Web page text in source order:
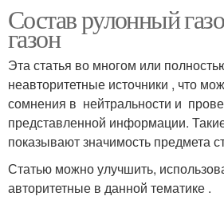
Состав рулонный
газон
Эта статья во многом или
неавторитетные источники , что
сомнения в нейтральности и
представленной информации.
показывают значимость предмета
Статью можно улучшить,
авторитетные в данной тематике .